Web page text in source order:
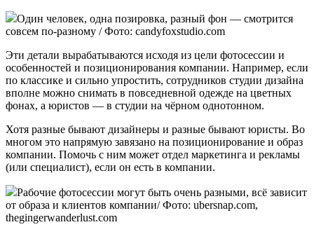
Один человек, одна позировка, разный фон — смотрится
совсем по-разному / Фото: candyfoxstudio.com
Эти детали вырабатываются исходя из цели фотосессии и
особенностей и позиционирования компании. Например, если
по классике и сильно упростить, сотрудников студии дизайна
вполне можно снимать в повседневной одежде на цветных
фонах, а юристов — в студии на чёрном однотонном.
Хотя разные бывают дизайнеры и разные бывают юристы. Во
многом это напрямую завязано на позиционирование и образ
компании. Помочь с ним может отдел маркетинга и рекламы
(или специалист), если он есть в компании.
Рабочие фотосессии могут быть очень разными, всё зависит
от образа и клиентов компании/ Фото: ubersnap.com,
thegingerwanderlust.com